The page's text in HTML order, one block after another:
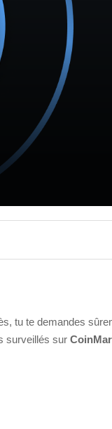
tu te demandes
surveillés sur